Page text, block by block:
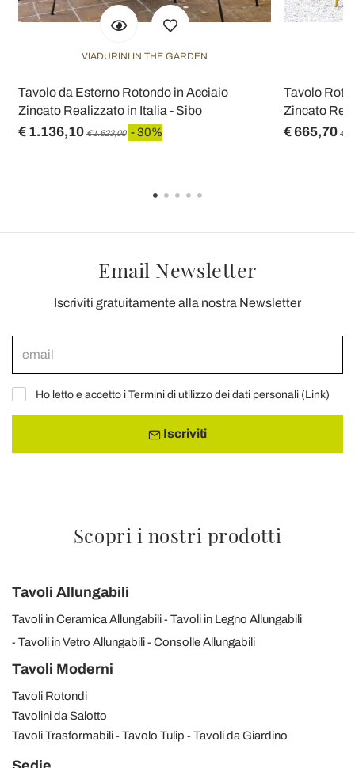
VIADURINI IN THE GARDEN
Tavolo da Esterno Rotondo in Acciaio
Zincato Realizzato in Italia - Sibo
€ 1.136,10 € 1.623,00 - 30%
Tavolo
Zincato
€ 665,70 €
Email Newsletter
Iscriviti gratuitamente alla nostra Newsletter
Ho letto e accetto i Termini di utilizzo dei dati personali (Link)
Iscriviti
Scopri i nostri prodotti
Tavoli Allungabili
Tavoli in Ceramica Allungabili
Tavoli in Legno Allungabili
Tavoli in Vetro Allungabili
Consolle Allungabili
Tavoli Moderni
Tavoli Rotondi
Tavolini da Salotto
Tavoli Trasformabili
Tavolo Tulip Tavoli da Giardino